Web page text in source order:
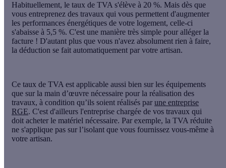
Habituellement, le taux de TVA s'élève à 20 %. Mais dès que
vous entreprenez des travaux qui vous permettent d'augmenter
les performances énergétiques de votre logement, celle-ci
s'abaisse à 5,5 %. C'est une manière très simple pour alléger la
facture ! D'autant plus que vous n'avez absolument rien à faire,
la déduction se fait automatiquement par votre artisan.
Ce taux de TVA est applicable aussi bien sur les équipements
que sur la main d’œuvre nécessaire pour la réalisation des
travaux, à condition qu’ils soient réalisés par une entreprise
RGE. C'est d'ailleurs l'entreprise chargée de vos travaux qui
doit acheter le matériel nécessaire. Par exemple, la TVA réduite
ne s'applique pas sur l’isolant que vous fournissez vous-même à
votre artisan.